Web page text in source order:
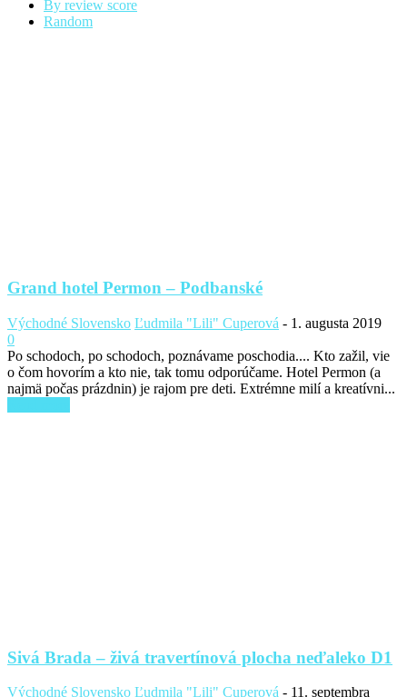
By review score
Random
Grand hotel Permon – Podbanské
Východné Slovensko Ľudmila "Lili" Cuperová - 1. augusta 2019
0
Po schodoch, po schodoch, poznávame poschodia.... Kto zažil, vie
o čom hovorím a kto nie, tak tomu odporúčame. Hotel Permon (a
najmä počas prázdnin) je rajom pre deti. Extrémne milí a kreatívni...
Sivá Brada – živá travertínová plocha neďaleko D1
Východné Slovensko Ľudmila "Lili" Cuperová - 11. septembra